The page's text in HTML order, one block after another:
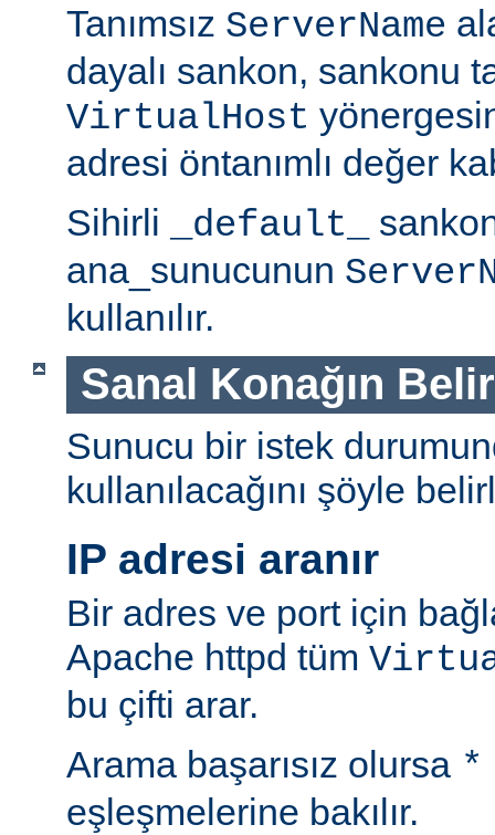
Tanımsız ServerName
dayalı sankon, sankonu
VirtualHost
adresi öntanımlı değer
Sihirli
_default_
ana_sunucunun
kullanılır.
Sanal Konağın
Sunucu bir istek
kullanılacağını şöyle
IP adresi aranır
Bir adres ve port için
Apache httpd tüm
bu çifti arar.
Arama başarısız olursa *
eşleşmelerine bakılır.